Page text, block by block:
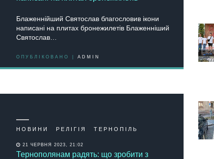
Блаженнійший Святослав благословив ікони
написані на плитах бронежилетів Блаженніший
Святослав…
ОПУБЛІКОВАНО | ADMIN
НОВИНИ РЕЛІГІЯ ТЕРНОПІЛЬ
21 ЧЕРВНЯ 2023, 21:02
Тернополянам радять: що зробити з